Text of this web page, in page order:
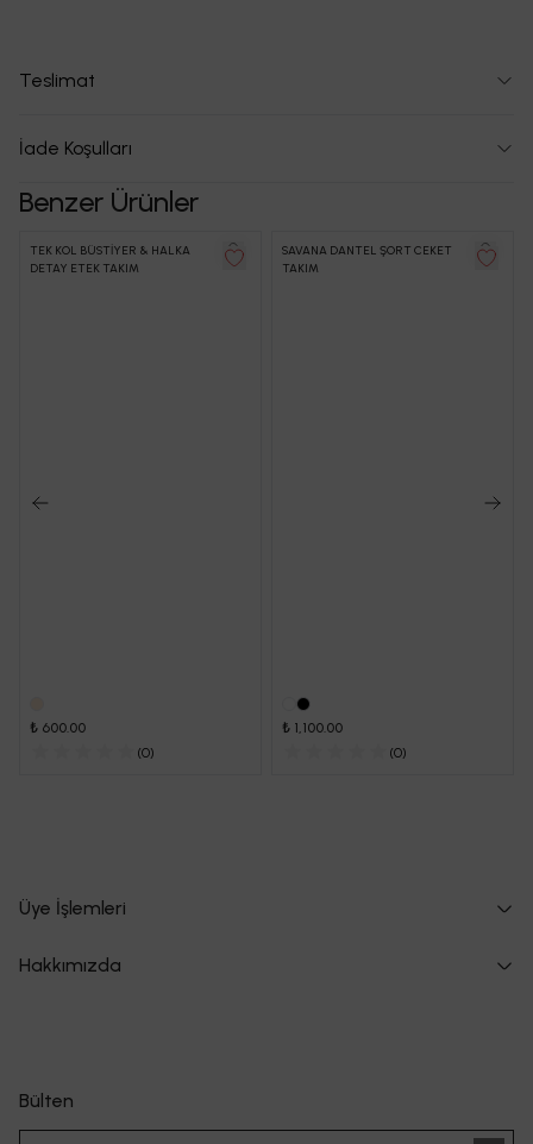
Teslimat
İade Koşulları
Benzer Ürünler
TEK KOL BÜSTİYER & HALKA
DETAY ETEK TAKIM
₺ 600.00
(0)
SAVANA DANTEL ŞORT CEKET
TAKIM
₺ 1,100.00
(0)
Üye İşlemleri
Hakkımızda
Bülten